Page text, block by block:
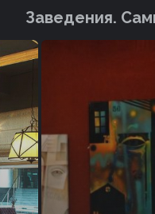
Заведения.